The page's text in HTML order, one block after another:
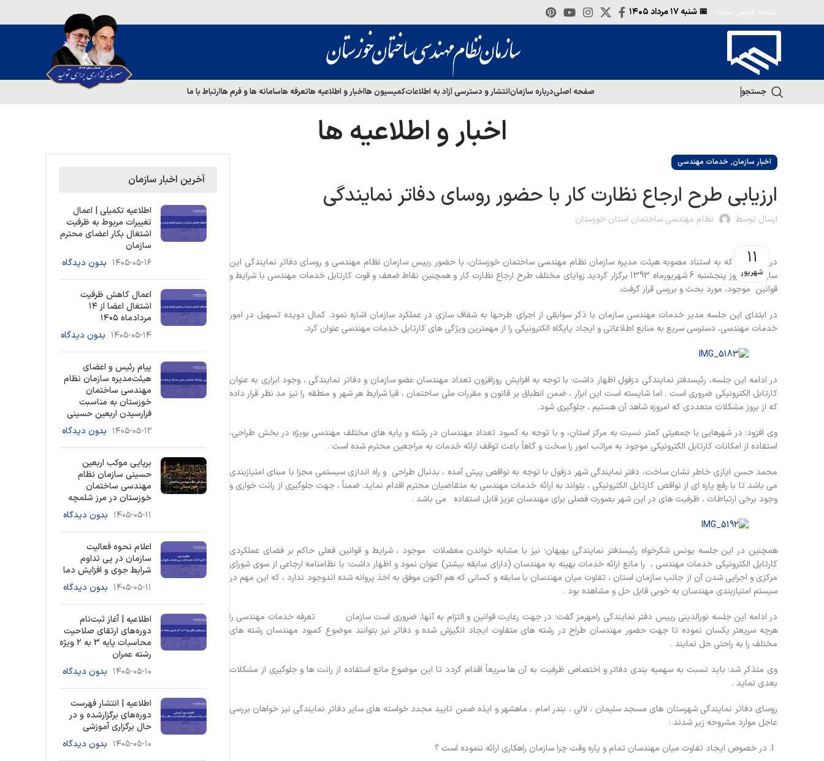
📅 شنبه
جستجو صفحه اصلیدرباره سازمانانتشار و دسترسی آزاد به اطلاعاتکمیسیون هااخبار و اطلاعیه هاتعرفه هاسامانه ها و فرم هاارتباط با ما
اخبار و اطلاعیه ها
اخبار سازمان, خدمات مهندسی
ارزیابی طرح ارجاع نظارت کار با حضور روسای دفاتر نمایندگی
ارسال توسط نظام مهندسی ساختمان استان خوزستان
11
شهریور
در جلسه ای که به استناد مصوبه هیئت مدیره سازمان نظام مهندسی ساختمان خوزستان، با حضور رییس سازمان نظام مهندسی و روسای دفاتر نمایندگی این
سازمان در روز پنجشنبه 6 شهریورماه 1393 برگزار گردید زوایای مختلف طرح ارجاع نظارت کار و همچنین نقاط ضعف و قوت کارتابل خدمات مهندسی با شرایط و
قوانین موجود، مورد بحث و بررسی قرار گرفت.
در ابتدای این جلسه مدیر خدمات مهندسی سازمان با ذکر سوابقی از اجرای طرحها به شفاف سازی در عملکرد سازمان اشاره نمود. کمال دویده تسهیل در امور
خدمات مهندسی، دسترسی سریع به منابع اطلاعاتی و ایجاد پایگاه الکترونیکی را از مهمترین ویژگی های کارتابل خدمات مهندسی عنوان کرد.
در ادامه این جلسه، رئیسدفتر نمایندگی دزفول اظهار داشت؛ با توجه به افزایش روزافزون تعداد مهندسان عضو سازمان و دفاتر نمایندگی ، وجود ابزاری به عنوان
کارتابل الکترونیکی ضروری است . اما شایسته است این ابزار ، ضمن انطباق بر قانون و مقررات ملی ساختمان ، قیا شرایط هر شهر و منطقه را نیز مد نظر قرار داده
که از بروز مشکلات متعددی که امروزه شاهد آن هستیم ، جلوگیری شود.
وی افزود؛ در شهرهایی با جمعیتی کمتر نسبت به مرکز استان، و با توجه به کمبود تعداد مهندسان در رشته و پایه های مختلف مهندسی بویژه در بخش طراحی،
استفاده از امکانات کارتابل الکترونیکی موجود به مراتب امور را سخت و گاهاً باعث توقف ارائه خدمات به مراجعین محترم شده است .
محمد حسن ایازی خاطر نشان ساخت، دفتر نمایندگی شهر دزفول با توجه به نواقص پیش آمده ، بدنبال طراحی و راه اندازی سیستمی مجزا با مبنای امتیازبندی
می باشد تا با رفع پاره ای از نواقص کارتابل الکترونیکی ، بتواند به ارائه خدمات مهندسی به متقاضیان محترم اقدام نماید. ضمناً ، جهت جلوگیری از رانت خواری و
وجود برخی ارتباطات ، ظرفیت های در این شهر بصورت فصلی برای مهندسان عزیز قابل استفاده می باشد .
همچنین در این جلسه یونس شکرخواه رئیسدفتر نمایندگی بهبهان؛ نیز با مشابه خواندن معضلات موجود ، شرایط و قوانین فعلی حاکم بر فضای عملکردی
کارتابل الکترونیکی خدمات مهندسی ، را مانع ارائه خدمات بهینه به مهندسان (دارای سابقه بیشتر) عنوان نمود و اظهار داشت؛ با نظامنامه ارجاعی از سوی شورای
مرکزی و اجرایی شدن آن از جانب سازمان استان ، تفاوت میان مهندسان با سابقه و کسانی که هم اکنون موفق به اخذ پروانه شده اندوجود ندارد ، که این مهم در
سیستم امتیازبندی مهندسان به خوبی قابل حل و مشاهده بود .
در ادامه این جلسه نورالدینی رییس دفتر نمایندگی رامهرمز گفت؛ در جهت رعایت قوانین و التزام به آنها، ضروری است سازمان تعرفه خدمات مهندسی را
هرچه سریعتر یکسان نموده تا جهت حضور مهندسان طراح در رشته های متفاوت ایجاد انگیزش شده و دفاتر نیز بتوانند موضوع کمبود مهندسان رشته های
مختلف را به راحتی حل نمایند .
وی متذکر شد؛ باید نسبت به سهمیه بندی دفاتر و اختصاص ظرفیت به آن ها سریعاً اقدام گردد تا این موضوع مانع استفاده از رانت ها و جلوگیری از مشکلات
بعدی نماید .
روسای دفاتر نمایندگی شهرستان های مسجد سلیمان ، لالی ، بندر امام ، ماهشهر و ایذه ضمن تایید مجدد خواسته های سایر دفاتر نمایندگی نیز خواهان بررسی
عاجل موارد مشروحه زیر شدند :
در خصوص ایجاد تفاوت میان مهندسان تمام و پاره وقت چرا سازمان راهکاری ارائه ننموده است ؟
آخرین اخبار سازمان
اطلاعیه تکمیلی | اعمال
تغییرات مربوط به ظرفیت
اشتغال بکار اعضای محترم
سازمان
۱۴۰۵-۰۵-۱۶ بدون دیدگاه
اعمال کاهش ظرفیت
اشتغال اعضا از ۱۴
مردادماه ۱۴۰۵
۱۴۰۵-۰۵-۱۴ بدون دیدگاه
پیام رئیس و اعضای
هیئت‌مدیره سازمان نظام
مهندسی ساختمان
خوزستان به مناسبت
فرارسیدن اربعین حسینی
۱۴۰۵-۰۵-۱۲ بدون دیدگاه
برپایی موکب اربعین
حسینی سازمان نظام
مهندسی ساختمان
خوزستان در مرز شلمچه
۱۴۰۵-۰۵-۱۱ بدون دیدگاه
اعلام نحوه فعالیت
سازمان در پی تداوم
شرایط جوی و افزایش دما
۱۴۰۵-۰۵-۱۱ بدون دیدگاه
اطلاعیه | آغاز ثبت‌نام
دوره‌های ارتقای صلاحیت
محاسبات پایه 3 به ۲ ویژه
رشته عمران
۱۴۰۵-۰۵-۱۰ بدون دیدگاه
اطلاعیه | انتشار فهرست
دوره‌های برگزارشده و در
حال برگزاری آموزشی
۱۴۰۵-۰۵-۱۰ بدون دیدگاه